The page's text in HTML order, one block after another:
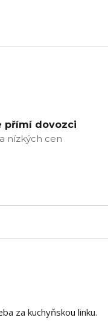
přímí dovozci
nízkých cen
za kuchyňskou linku.